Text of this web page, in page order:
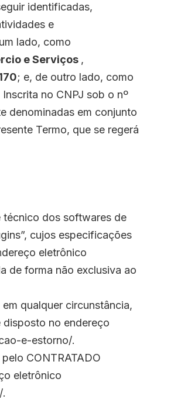
identificadas,
e
lado, como
e Serviços ,
; e, de outro lado, como
no CNPJ sob o nº
denominadas em conjunto
Termo, que se regerá
técnico dos softwares de
cujos especificações
eletrônico
de forma não exclusiva ao
qualquer circunstância,
no endereço
e-estorno/.
CONTRATADO
eletrônico
.